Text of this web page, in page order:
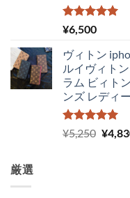
5段階中
5.00
¥6,500
ヴィトン
ルイヴィト
ラム ビィト
ンズ レディ
5段階中
5.00
の評価
¥5,250 元
¥
厳選